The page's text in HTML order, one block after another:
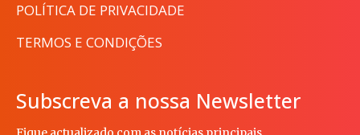
POLÍTICA DE PRIVACIDADE
TERMOS E CONDIÇÕES
Subscreva a nossa Newsletter